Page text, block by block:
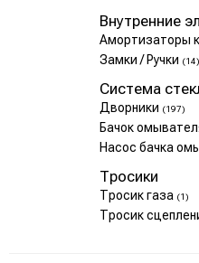
Внутренние
Амортизаторы
Замки / Ручки (14)
Система
Дворники (197)
Бачок
Насос бачка
Тросики
Тросик газа (1)
Тросик